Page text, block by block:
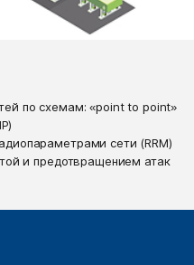
по схемам: «point to point»
сети (RRM)
и предотвращением атак